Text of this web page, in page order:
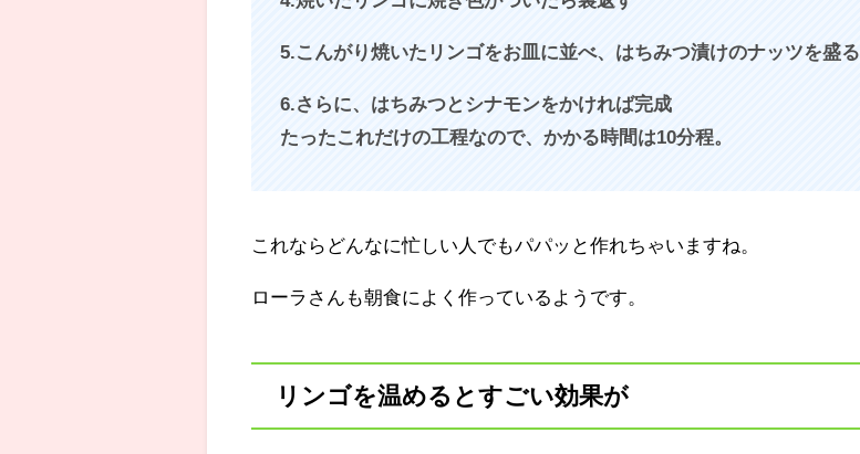
5.こんがり焼いたリンゴをお皿に並べ、はちみつ漬けのナッツを盛る
6.さらに、はちみつとシナモンをかければ完成
たったこれだけの工程なので、かかる時間は10分程。
これならどんなに忙しい人でもパパッと作れちゃいますね。
ローラさんも朝食によく作っているようです。
リンゴを温めるとすごい効果が